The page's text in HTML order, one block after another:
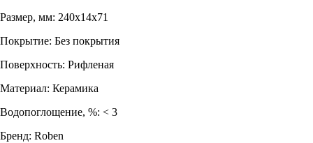
Размер, мм: 240x14x71
Покрытие: Без покрытия
Поверхность: Рифленая
Материал: Керамика
Водопоглощение, %: < 3
Бренд: Roben